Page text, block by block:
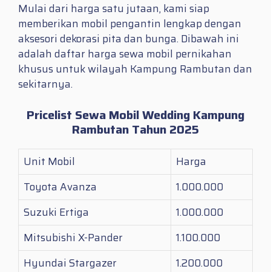
Mulai dari harga satu jutaan, kami siap
memberikan mobil pengantin lengkap dengan
aksesori dekorasi pita dan bunga. Dibawah ini
adalah daftar harga sewa mobil pernikahan
khusus untuk wilayah Kampung Rambutan dan
sekitarnya.
Pricelist Sewa Mobil Wedding Kampung
Rambutan Tahun 2025
Unit Mobil
Harga
Toyota Avanza
1.000.000
Suzuki Ertiga
1.000.000
Mitsubishi X-Pander
1.100.000
Hyundai Stargazer
1.200.000